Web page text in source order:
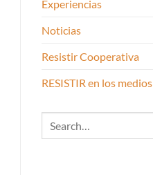
Experiencias
Noticias
Resistir Cooperativa
RESISTIR en los medios